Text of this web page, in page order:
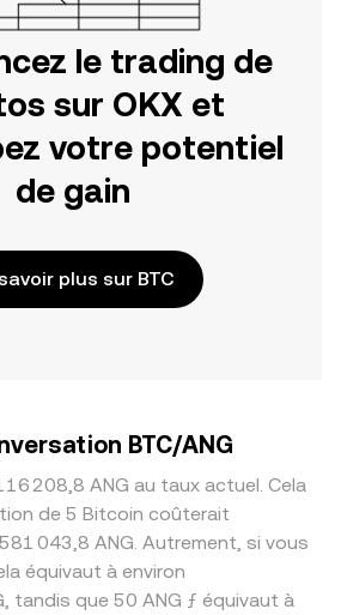
le trading de
sur OKX et
votre potentiel
de gain
plus sur BTC
BTC/ANG
208,8 ANG au taux actuel. Cela
de 5 Bitcoin coûterait
043,8 ANG. Autrement, si vous
équivaut à environ
tandis que 50 ANG ƒ équivaut à